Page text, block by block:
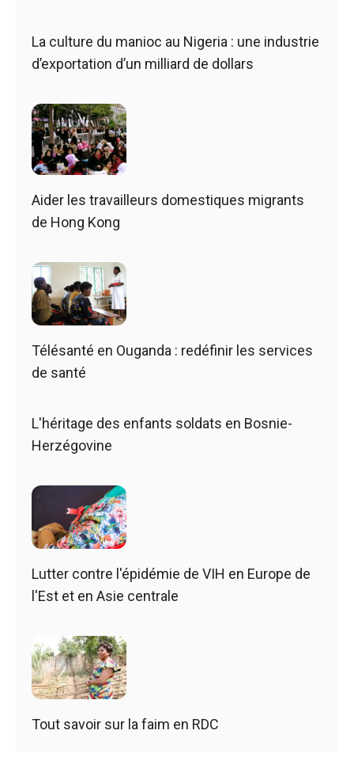
La culture du manioc au Nigeria : une industrie
d’exportation d’un milliard de dollars
Aider les travailleurs domestiques migrants
de Hong Kong
Télésanté en Ouganda : redéfinir les services
de santé
L'héritage des enfants soldats en Bosnie-
Herzégovine
Lutter contre l'épidémie de VIH en Europe de
l'Est et en Asie centrale
Tout savoir sur la faim en RDC